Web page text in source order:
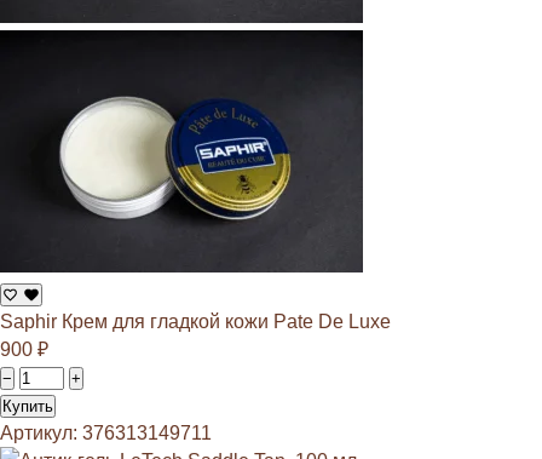
Saphir Крем для гладкой кожи Pate De Luxe
900 ₽
−
+
Купить
Артикул: 376313149711